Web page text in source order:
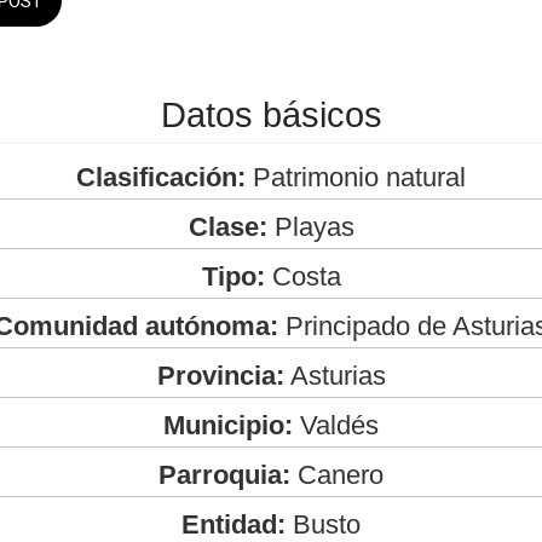
Datos básicos
Clasificación: Patrimonio natural
Clase: Playas
Tipo: Costa
autónoma: Principado de
Provincia: Asturias
Municipio: Valdés
Parroquia: Canero
Entidad: Busto